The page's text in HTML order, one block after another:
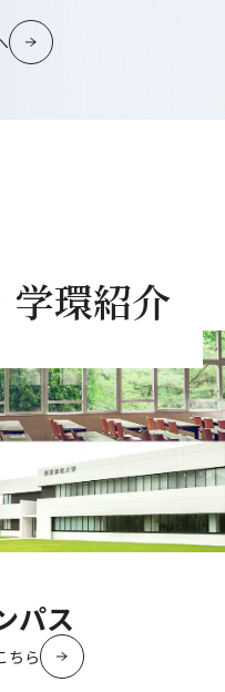
学環紹介
パス
ちら